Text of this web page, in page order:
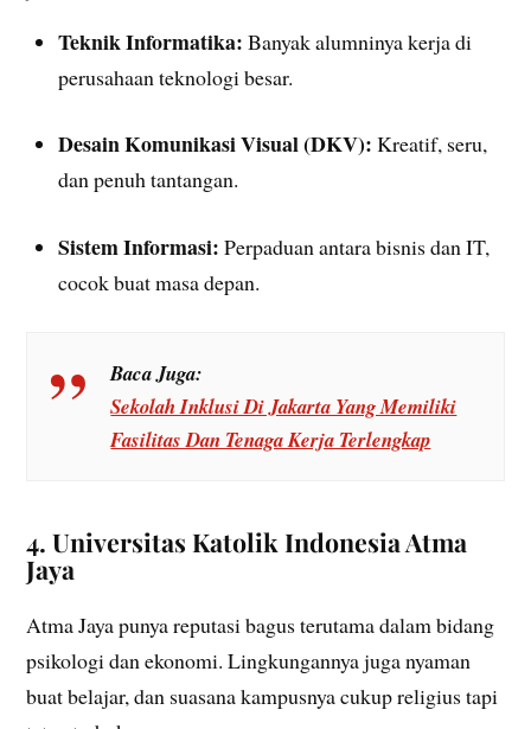
Teknik Informatika: Banyak alumninya kerja di
perusahaan teknologi besar.
Desain Komunikasi Visual (DKV): Kreatif, seru,
dan penuh tantangan.
Sistem Informasi: Perpaduan antara bisnis dan IT,
cocok buat masa depan.
Baca Juga:
Sekolah Inklusi Di Jakarta Yang Memiliki
Fasilitas Dan Tenaga Kerja Terlengkap
4. Universitas Katolik Indonesia Atma
Jaya
Atma Jaya punya reputasi bagus terutama dalam bidang
psikologi dan ekonomi. Lingkungannya juga nyaman
buat belajar, dan suasana kampusnya cukup religius tapi